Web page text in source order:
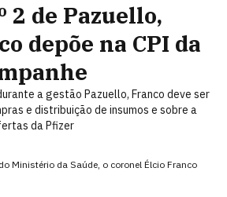
2 de Pazuello,
depõe na CPI da
a gestão Pazuello, Franco deve ser
e distribuição de insumos e sobre a
da Pfizer
Ministério da Saúde, o coronel Élcio Franco